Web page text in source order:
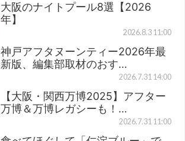
大阪のナイトプール8選【2026
年】
2026.8.3 11:00
神戸アフタヌーンティー2026年最
新版、編集部取材のおす…
2026.7.31 14:00
【大阪・関西万博2025】アフター
万博＆万博レガシーも！…
2026.7.31 11:00